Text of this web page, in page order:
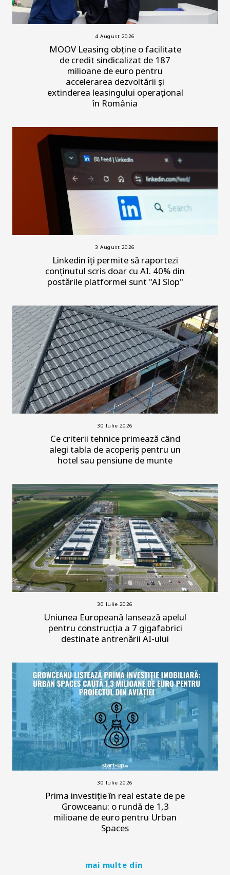
4 August 2026
MOOV Leasing obține o facilitate
de credit sindicalizat de 187
milioane de euro pentru
accelerarea dezvoltării și
extinderea leasingului operațional
în România
3 August 2026
Linkedin îți permite să raportezi
conținutul scris doar cu AI. 40% din
postările platformei sunt "AI Slop"
30 Iulie 2026
Ce criterii tehnice primează când
alegi tabla de acoperiș pentru un
hotel sau pensiune de munte
30 Iulie 2026
Uniunea Europeană lansează apelul
pentru construcția a 7 gigafabrici
destinate antrenării AI-ului
30 Iulie 2026
Prima investiție în real estate de pe
Growceanu: o rundă de 1,3
milioane de euro pentru Urban
Spaces
mai multe din